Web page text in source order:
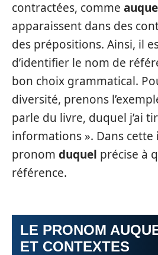
contractées, comme
apparaissent dans des
des prépositions. Ainsi, il
d’identifier le nom de
bon choix grammatical.
diversité, prenons
parle du livre, duquel j’ai
informations ». Dans cette
pronom duquel précise à
référence.
LE PRONOM
ET CONTEXTES